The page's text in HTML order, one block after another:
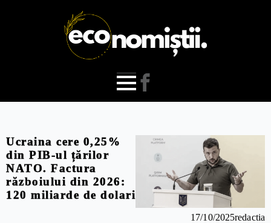
Ucraina cere 0,25%
din PIB-ul țărilor
NATO. Factura
războiului din 2026:
120 miliarde de dolari
17/10/2025redactia